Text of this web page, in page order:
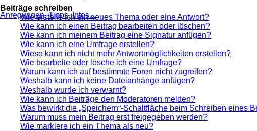
Anregungen, Tipps, Infos...
Beiträge schreiben
Wie erstelle ich ein neues Thema oder eine Antwort?
Wie kann ich einen Beitrag bearbeiten oder löschen?
Wie kann ich meinem Beitrag eine Signatur anfügen?
Wie kann ich eine Umfrage erstellen?
Wieso kann ich nicht mehr Antwortmöglichkeiten erstellen?
Wie bearbeite oder lösche ich eine Umfrage?
Warum kann ich auf bestimmte Foren nicht zugreifen?
Weshalb kann ich keine Dateianhänge anfügen?
Weshalb wurde ich verwarnt?
Wie kann ich Beiträge den Moderatoren melden?
Was bewirkt die „Speichern“-Schaltfläche beim Schreiben eines
Warum muss mein Beitrag erst freigegeben werden?
Wie markiere ich ein Thema als neu?